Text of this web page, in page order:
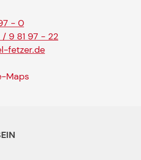
- 0
9 81 97 - 22
fetzer.de
Maps